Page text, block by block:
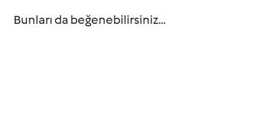
Bunları da beğenebilirsiniz...